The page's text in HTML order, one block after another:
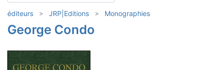
éditeurs JRP|Editions Monographies
George Condo